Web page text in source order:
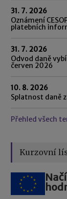
31. 7. 2026
Oznámení
platebních
31. 7. 2026
Odvod daně
červen 2026
10. 8. 2026
Splatnost daně
Přehled všech
Kurzovní